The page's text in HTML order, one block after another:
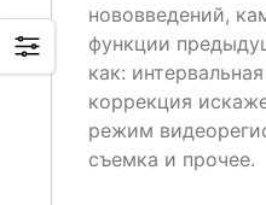
нововведений,
функции
как:
коррекция
режим
съемка и прочее.